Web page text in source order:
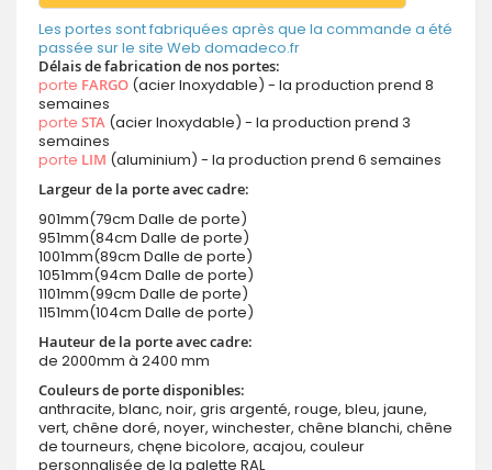
Les portes sont fabriquées après que la commande a été
passée sur le site Web domadeco.fr
Délais de fabrication de nos portes:
porte FARGO (acier Inoxydable) - la production prend 8
semaines
porte STA (acier Inoxydable) - la production prend 3
semaines
porte LIM (aluminium) - la production prend 6 semaines
Largeur de la porte avec cadre:
901mm(79cm Dalle de porte)
951mm(84cm Dalle de porte)
1001mm(89cm Dalle de porte)
1051mm(94cm Dalle de porte)
1101mm(99cm Dalle de porte)
1151mm(104cm Dalle de porte)
Hauteur de la porte avec cadre:
de 2000mm à 2400 mm
Couleurs de porte disponibles:
anthracite, blanc, noir, gris argenté, rouge, bleu, jaune,
vert, chêne doré, noyer, winchester, chêne blanchi, chêne
de tourneurs, chęne bicolore, acajou, couleur
personnalisée de la palette RAL